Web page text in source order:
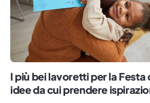
I più bei lavoretti per la Festa
idee da cui prendere